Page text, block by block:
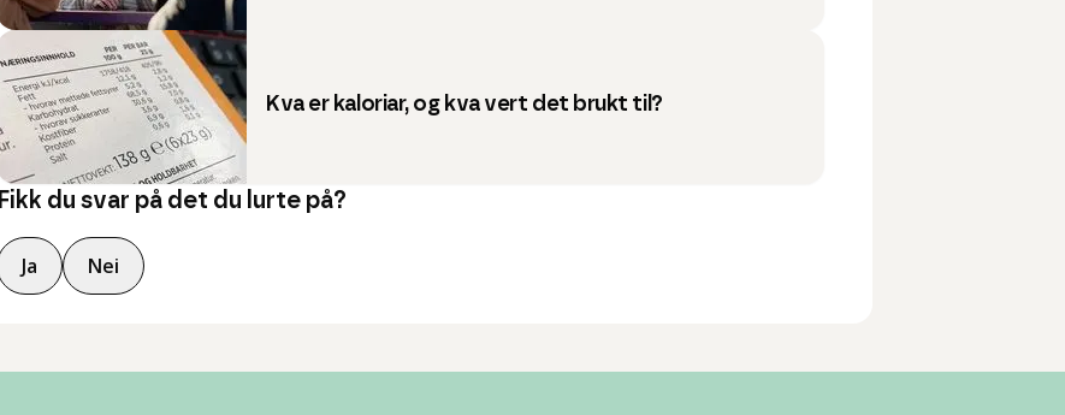
Kva er kaloriar, og kva vert det brukt til?
Fikk du svar på det du lurte på?
Ja Nei